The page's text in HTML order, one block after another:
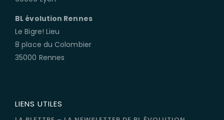
BL évolution Rennes
Le Bigre! Lieu
8 place du Colombier
35000 Rennes
LIENS UTILES